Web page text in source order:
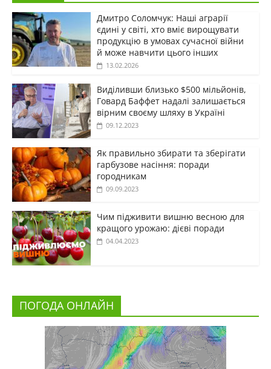
Дмитро Соломчук: Наші аграрії
єдині у світі, хто вміє вирощувати
продукцію в умовах сучасної війни
й може навчити цього інших
13.02.2026
Виділивши близько $500 мільйонів,
Говард Баффет надалі залишається
вірним своєму шляху в Україні
09.12.2023
Як правильно збирати та зберігати
гарбузове насіння: поради
городникам
09.09.2023
Чим підживити вишню весною для
кращого урожаю: дієві поради
04.04.2023
ПОГОДА ОНЛАЙН